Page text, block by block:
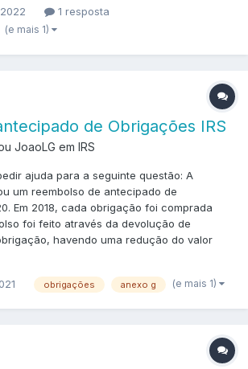
1 resposta
(e mais 1)
de Obrigações IRS
JoaoLG em IRS
ajuda para a seguinte questão: A
um reembolso de antecipado de
Em 2018, cada obrigação foi comprada
foi feito através da devolução de
havendo uma redução do valor
obrigações anexo g (e mais 1)